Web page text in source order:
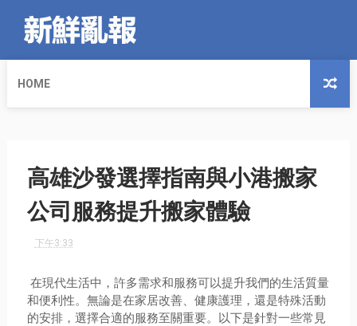
HOME
高雄沙發選擇指南與小港搬家
公司服務提升搬家體驗
下午3:33
在現代生活中，許多需求和服務可以提升我們的生活質量
和便利性。無論是在家居改善、健康護理，還是特殊活動
的安排，選擇合適的服務至關重要。以下是針對一些常見